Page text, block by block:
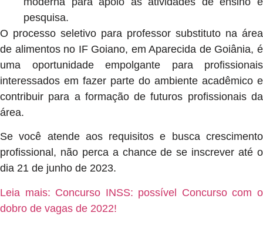
pesquisa.
O processo seletivo para professor substituto na área
de alimentos no IF Goiano, em Aparecida de Goiânia, é
uma oportunidade empolgante para profissionais
interessados em fazer parte do ambiente acadêmico e
contribuir para a formação de futuros profissionais da
área.
Se você atende aos requisitos e busca crescimento
profissional, não perca a chance de se inscrever até o
dia 21 de junho de 2023.
Leia mais: Concurso INSS: possível Concurso com o
dobro de vagas de 2022!